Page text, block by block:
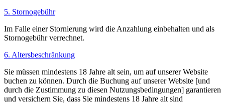
5. Stornogebühr
Im Falle einer Stornierung wird die Anzahlung einbehalten und als
Stornogebühr verrechnet.
6. Altersbeschränkung
Sie müssen mindestens 18 Jahre alt sein, um auf unserer Website
buchen zu können. Durch die Buchung auf unserer Website [und
durch die Zustimmung zu diesen Nutzungsbedingungen] garantieren
und versichern Sie, dass Sie mindestens 18 Jahre alt sind